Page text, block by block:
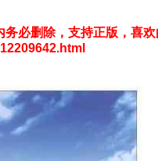
必删除，支持正版，喜欢